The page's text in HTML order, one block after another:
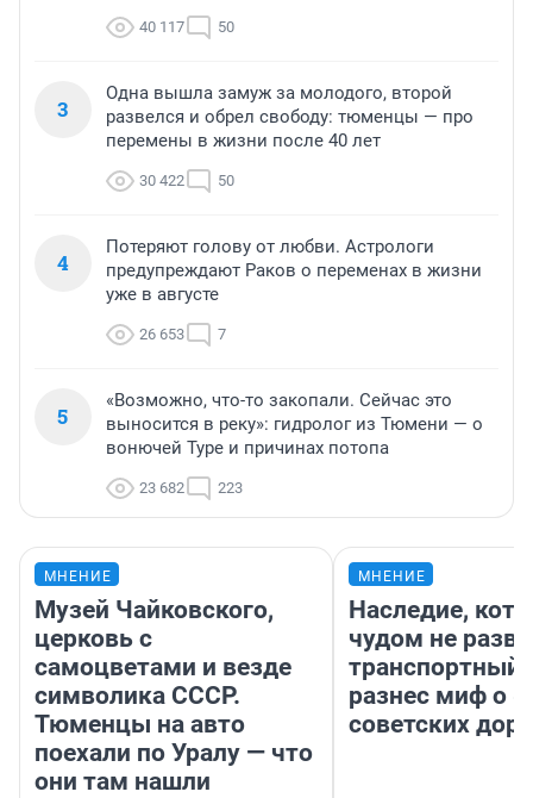
40 117 50
3
Одна вышла замуж за молодого, второй
развелся и обрел свободу: тюменцы — про
перемены в жизни после 40 лет
30 422 50
4
Потеряют голову от любви. Астрологи
предупреждают Раков о переменах в жизни
уже в августе
26 653 7
5
«Возможно, что-то закопали. Сейчас это
выносится в реку»: гидролог из Тюмени — о
вонючей Туре и причинах потопа
23 682 223
МНЕНИЕ
Музей Чайковского,
церковь с
самоцветами и везде
символика СССР.
Тюменцы на авто
поехали по Уралу — что
они там нашли
МНЕНИЕ
Наследие,
чудом не
транспортный
разнес миф о
советских